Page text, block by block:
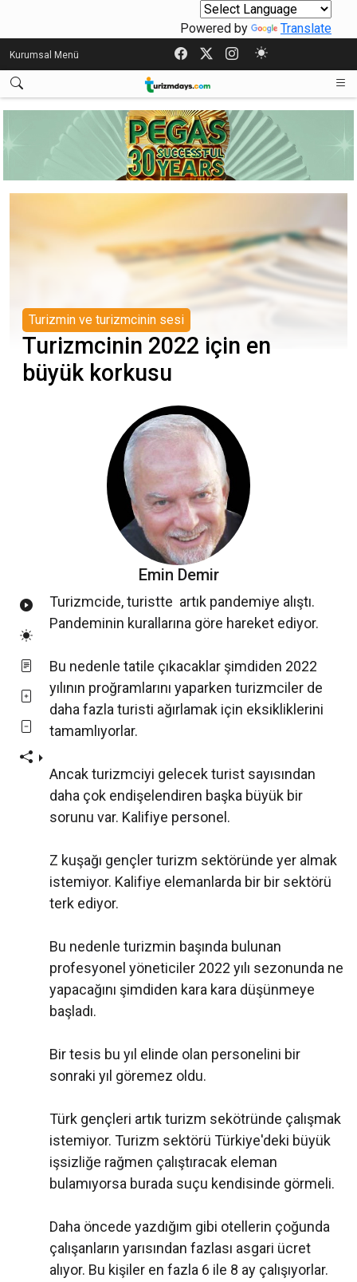
Powered by Translate
Kurumsal Menü
Turizmin ve turizmcinin sesi
Turizmcinin 2022 için en
büyük korkusu
Emin Demir
Turizmcide, turistte artık pandemiye alıştı.
Pandeminin kurallarına göre hareket ediyor.
Bu nedenle tatile çıkacaklar şimdiden 2022
yılının proğramlarını yaparken turizmciler de
daha fazla turisti ağırlamak için eksikliklerini
tamamlıyorlar.
Ancak turizmciyi gelecek turist sayısından
daha çok endişelendiren başka büyük bir
sorunu var. Kalifiye personel.
Z kuşağı gençler turizm sektöründe yer almak
istemiyor. Kalifiye elemanlarda bir bir sektörü
terk ediyor.
Bu nedenle turizmin başında bulunan
profesyonel yöneticiler 2022 yılı sezonunda ne
yapacağını şimdiden kara kara düşünmeye
başladı.
Bir tesis bu yıl elinde olan personelini bir
sonraki yıl göremez oldu.
Türk gençleri artık turizm sekötründe çalışmak
istemiyor. Turizm sektörü Türkiye'deki büyük
işsizliğe rağmen çalıştıracak eleman
bulamıyorsa burada suçu kendisinde görmeli.
Daha öncede yazdığım gibi otellerin çoğunda
çalışanların yarısından fazlası asgari ücret
alıyor. Bu kişiler en fazla 6 ile 8 ay çalışıyorlar.